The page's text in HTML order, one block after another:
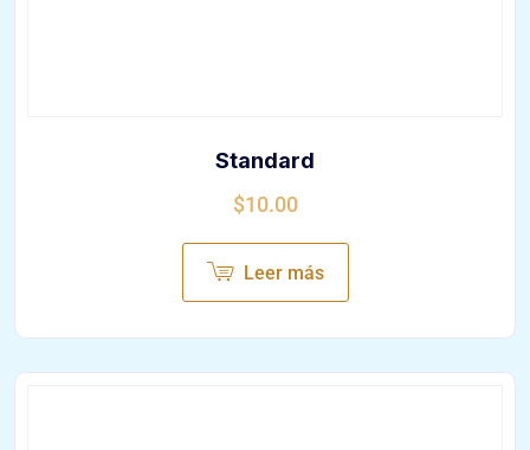
Standard
$10.00
Leer más